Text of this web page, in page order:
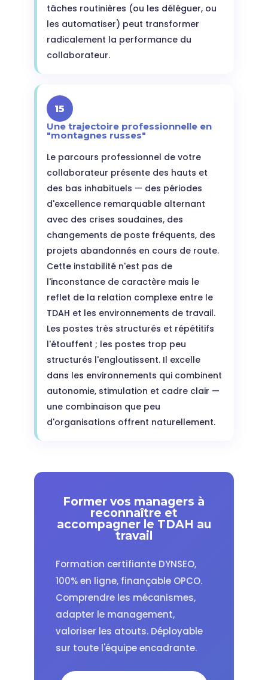
tâches routinières (ou les déléguer, ou
les automatiser) peut transformer
radicalement la performance du
collaborateur.
15
Une trajectoire professionnelle en
"montagnes russes"
Le parcours professionnel de votre
collaborateur présente des hauts et
des bas inhabituels — des périodes
d'excellence remarquable alternant
avec des crises soudaines, des
changements de poste fréquents, des
projets abandonnés en cours de route.
Cette instabilité n'est pas de
l'inconstance de caractère mais le
reflet de la relation complexe entre le
TDAH et les environnements de travail.
Les postes très structurés et répétitifs
l'étouffent ; les postes trop peu
structurés l'engloutissent. Il excelle
dans les environnements qui combinent
autonomie, stimulation et cadre clair —
une combinaison que peu
d'organisations offrent naturellement.
Former vos managers à
reconnaître et
accompagner le TDAH au
travail
Formation certifiante DYNSEO,
100% en ligne, finançable OPCO.
Comprendre les mécanismes,
adapter le management,
valoriser les atouts. Déployable
sur toute l'équipe encadrante.